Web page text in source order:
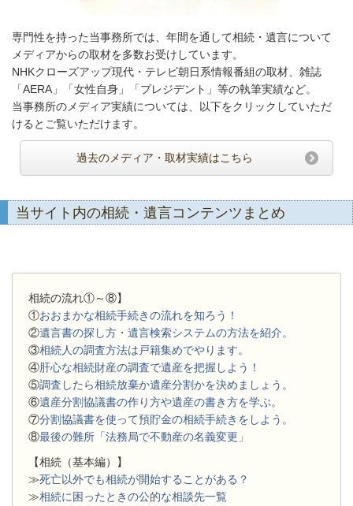
専門性を持った当事務所では、年間を通して相続・遺言について
メディアからの取材を多数お受けしています。
NHKクローズアップ現代・テレビ朝日系情報番組の取材、雑誌
「AERA」「女性自身」「プレジデント」等の執筆実績など。
当事務所のメディア実績については、以下をクリックしていただ
けるとご覧いただけます。
過去のメディア・取材実績はこちら
当サイト内の相続・遺言コンテンツまとめ
相続の流れ①～⑧】
①おおまかな相続手続きの流れを知ろう！
②遺言書の探し方・遺言検索システムの方法を紹介。
③相続人の調査方法は戸籍集めでやります。
④肝心な相続財産の調査で遺産を把握しよう！
⑤調査したら相続放棄か遺産分割かを決めましょう。
⑥遺産分割協議書の作り方や遺産の書き方を学ぶ。
⑦分割協議書を使って預貯金の相続手続きをしよう。
⑧最後の難所「法務局で不動産の名義変更」
【相続（基本編）】
≫死亡以外でも相続が開始することがある？
≫相続に困ったときの公的な相談先一覧